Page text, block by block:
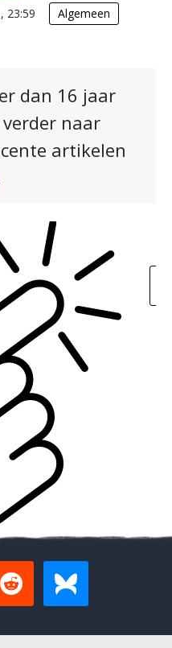
23:59 Algemeen
dan 16 jaar
naar
artikelen